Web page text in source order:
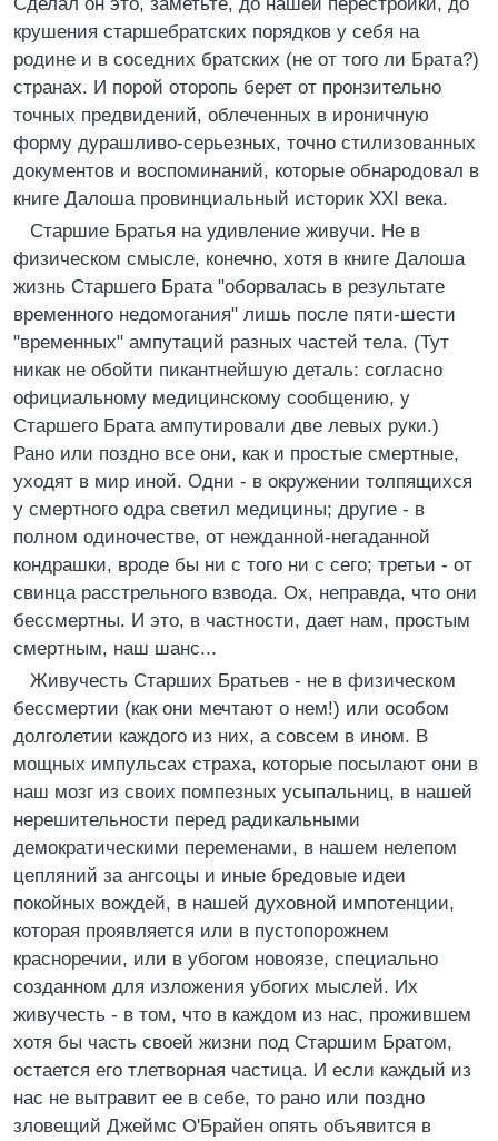
крушения старшебратских порядков у себя на
родине и в соседних братских (не от того ли Брата?)
странах. И порой оторопь берет от пронзительно
точных предвидений, облеченных в ироничную
форму дурашливо-серьезных, точно стилизованных
документов и воспоминаний, которые обнародовал в
книге Далоша провинциальный историк XXI века.
Старшие Братья на удивление живучи. Не в
физическом смысле, конечно, хотя в книге Далоша
жизнь Старшего Брата "оборвалась в результате
временного недомогания" лишь после пяти-шести
"временных" ампутаций разных частей тела. (Тут
никак не обойти пикантнейшую деталь: согласно
официальному медицинскому сообщению, у
Старшего Брата ампутировали две левых руки.)
Рано или поздно все они, как и простые смертные,
уходят в мир иной. Одни - в окружении толпящихся
у смертного одра светил медицины; другие - в
полном одиночестве, от нежданной-негаданной
кондрашки, вроде бы ни с того ни с сего; третьи - от
свинца расстрельного взвода. Ох, неправда, что они
бессмертны. И это, в частности, дает нам, простым
смертным, наш шанс...
Живучесть Старших Братьев - не в физическом
бессмертии (как они мечтают о нем!) или особом
долголетии каждого из них, а совсем в ином. В
мощных импульсах страха, которые посылают они в
наш мозг из своих помпезных усыпальниц, в нашей
нерешительности перед радикальными
демократическими переменами, в нашем нелепом
цепляний за ангсоцы и иные бредовые идеи
покойных вождей, в нашей духовной импотенции,
которая проявляется или в пустопорожнем
красноречии, или в убогом новоязе, специально
созданном для изложения убогих мыслей. Их
живучесть - в том, что в каждом из нас, прожившем
хотя бы часть своей жизни под Старшим Братом,
остается его тлетворная частица. И если каждый из
нас не вытравит ее в себе, то рано или поздно
зловещий Джеймс О'Брайен опять объявится в